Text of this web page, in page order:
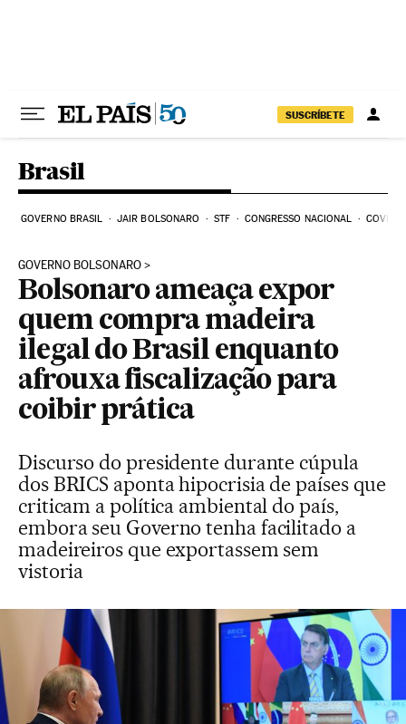
SUSCRÍBETE
Brasil
GOVERNO BRASIL JAIR BOLSONARO STF CONGRESSO NACIONAL COVID-
GOVERNO BOLSONARO
Bolsonaro ameaça expor
quem compra madeira
ilegal do Brasil enquanto
afrouxa fiscalização para
coibir prática
Discurso do presidente durante cúpula
dos BRICS aponta hipocrisia de países que
criticam a política ambiental do país,
embora seu Governo tenha facilitado a
madeireiros que exportassem sem
vistoria